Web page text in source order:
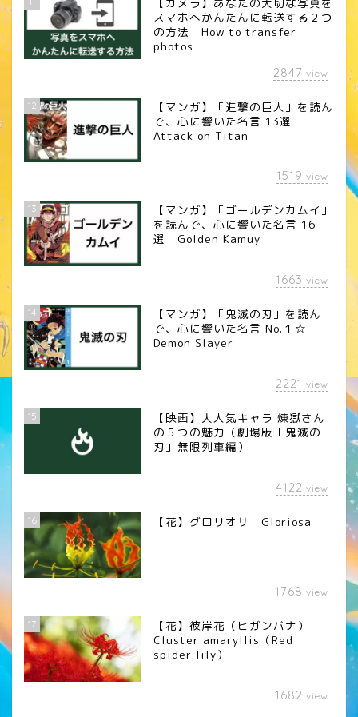
スマホへかんたんに転送する２つ
の方法 How to transfer
photos
2847 view
12
【マンガ】「進撃の巨人」を読ん
で、心に響いた名言 13選
Attack on Titan
1519 view
13
【マンガ】「ゴールデンカムイ」
を読んで、心に響いた名言 16
選 Golden Kamuy
1663 view
14
【マンガ】「鬼滅の刃」を読ん
で、心に響いた名言 No.１☆
Demon Slayer
2221 view
15
【映画】大人気キャラ 煉󠄁獄さん
の５つの魅力（劇場版「鬼滅の
刃」無限列車編）
4122 view
16 【花】グロリオサ Gloriosa
1768 view
17
【花】彼岸花（ヒガンバナ）
Cluster amaryllis（Red
spider lily）
1682 view